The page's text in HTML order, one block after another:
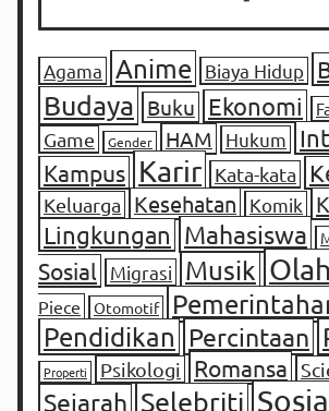
Agama Anime Biaya Hidup
Budaya Buku Ekonomi
Game Gender HAM Hukum
Kampus Karir Kata-kata
Keluarga Kesehatan Komik
Lingkungan Mahasiswa
Sosial
Migrasi Musik
Piece
Otomotif
Pendidikan Percintaan
Properti Psikologi Romansa
Sejarah Selebriti